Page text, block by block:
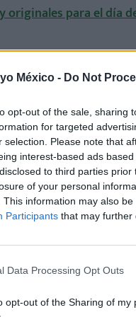
México - Do Not
opt-out of the sale, sharing
for targeted
selection. Please note that
interest-based ads
to third parties
of your personal
This information may also
Participants that may further
Data Processing Opt Outs
opt-out of the Sharing of my
para el día
bebé
para transmitir a tu
desde el
con tu bebé en el
Madre
buscar poemas